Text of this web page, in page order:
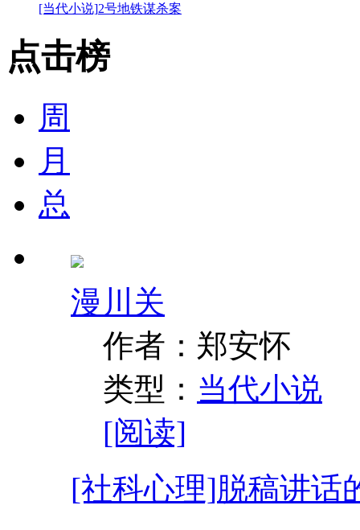
[当代小说]2号地铁谋杀案
点击榜
周
月
总
漫川关
作者：郑安怀
类型： 当代小说
[阅读]
[社科心理]脱稿讲话